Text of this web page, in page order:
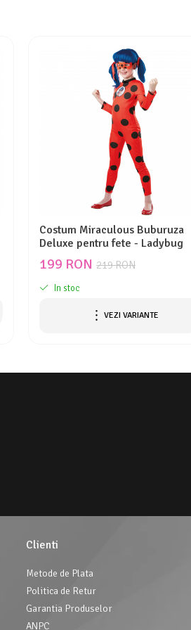
Costum Miraculous Buburuza
Deluxe pentru fete - Ladybug
219 RON
199 RON
In stoc
VEZI VARIANTE
Clienti
Metode de Plata
Politica de Retur
Garantia Produselor
ANPC